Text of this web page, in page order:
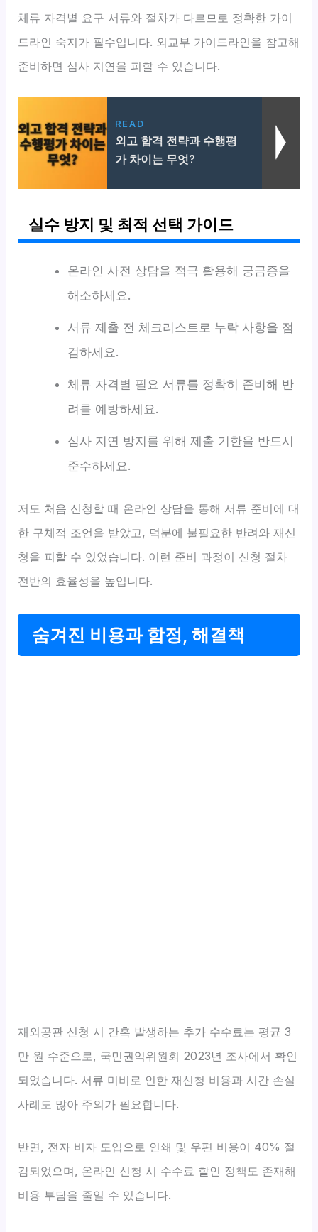
체류 자격별 요구 서류와 절차가 다르므로 정확한 가이
드라인 숙지가 필수입니다. 외교부 가이드라인을 참고해
준비하면 심사 지연을 피할 수 있습니다.
READ
외고 합격 전략과 수행평
가 차이는 무엇?
실수 방지 및 최적 선택 가이드
온라인 사전 상담을 적극 활용해 궁금증을
해소하세요.
서류 제출 전 체크리스트로 누락 사항을 점
검하세요.
체류 자격별 필요 서류를 정확히 준비해 반
려를 예방하세요.
심사 지연 방지를 위해 제출 기한을 반드시
준수하세요.
저도 처음 신청할 때 온라인 상담을 통해 서류 준비에 대
한 구체적 조언을 받았고, 덕분에 불필요한 반려와 재신
청을 피할 수 있었습니다. 이런 준비 과정이 신청 절차
전반의 효율성을 높입니다.
숨겨진 비용과 함정, 해결책
재외공관 신청 시 간혹 발생하는 추가 수수료는 평균 3
만 원 수준으로, 국민권익위원회 2023년 조사에서 확인
되었습니다. 서류 미비로 인한 재신청 비용과 시간 손실
사례도 많아 주의가 필요합니다.
반면, 전자 비자 도입으로 인쇄 및 우편 비용이 40% 절
감되었으며, 온라인 신청 시 수수료 할인 정책도 존재해
비용 부담을 줄일 수 있습니다.